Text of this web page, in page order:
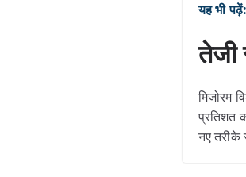
यह भी
तेजी
मिजोरम
प्रतिशत
नए तरीके